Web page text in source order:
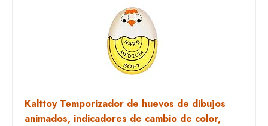
Kalttoy Temporizador de huevos de dibujos
animados, indicadores de cambio de color,